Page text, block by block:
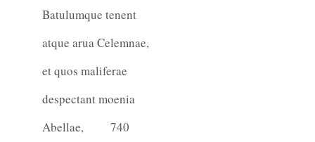
Batulumque tenent
atque arua Celemnae,
et quos maliferae
despectant moenia
Abellae,
740